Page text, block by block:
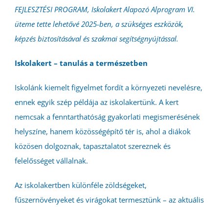
FEJLESZTÉSI PROGRAM, Iskolakert Alapozó Alprogram VI.
üteme tette lehetővé 2025-ben, a szükséges eszközök,
képzés biztosításával és szakmai segítségnyújtással.
Iskolakert – tanulás a természetben
Iskolánk kiemelt figyelmet fordít a környezeti nevelésre,
ennek egyik szép példája az iskolakertünk. A kert
nemcsak a fenntarthatóság gyakorlati megismerésének
helyszíne, hanem közösségépítő tér is, ahol a diákok
közösen dolgoznak, tapasztalatot szereznek és
felelősséget vállalnak.
Az iskolakertben különféle zöldségeket,
fűszernövényeket és virágokat termesztünk – az aktuális